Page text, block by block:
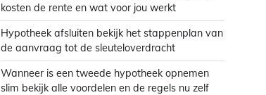
kosten de rente en wat voor jou werkt
Hypotheek afsluiten bekijk het stappenplan van
de aanvraag tot de sleuteloverdracht
Wanneer is een tweede hypotheek opnemen
slim bekijk alle voordelen en de regels nu zelf